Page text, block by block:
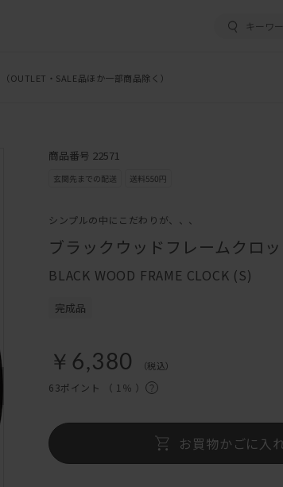
（OUTLET・SALE品ほか一部商品除く）
商品番号 22571
シンプルの中にこだわりが、、、
ブラックウッドフレームクロ
BLACK WOOD FRAME CLOCK (S)
完成品
￥6,380 （税込）
63ポイント （ 1％ ）
お買物かごに入